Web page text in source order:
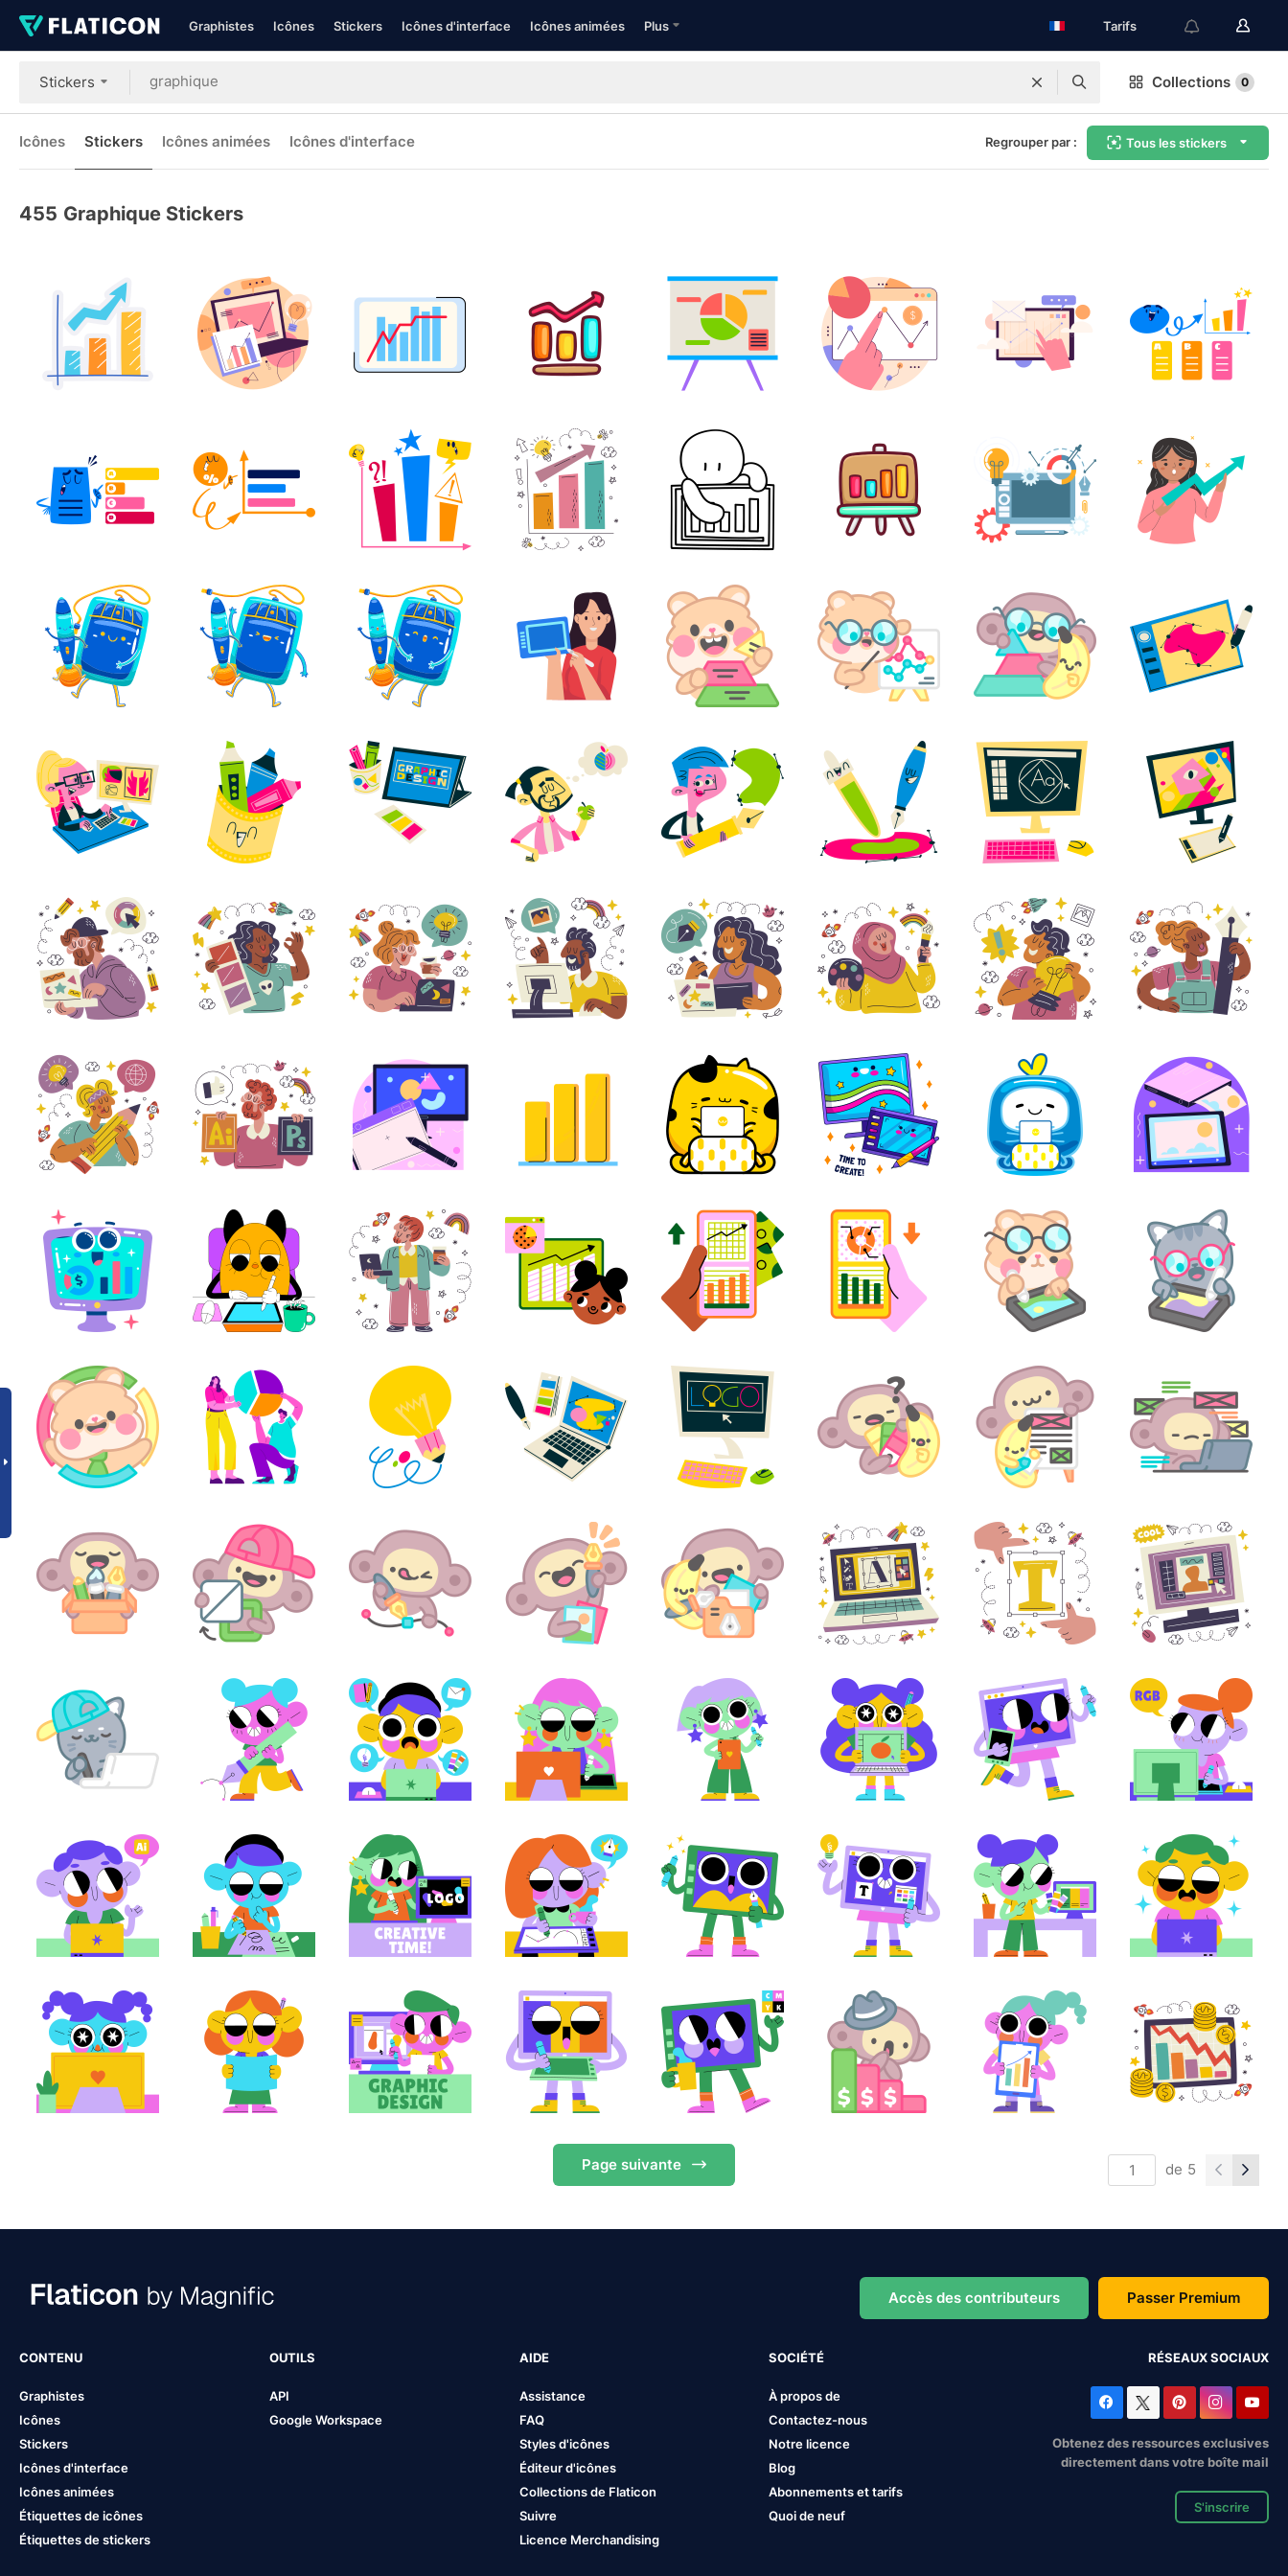
Graphistes Icônes Stickers Icônes d'interface Icônes animées Plus Tarifs
Stickers Collections 0
Icônes Stickers Icônes animées Icônes d'interface Regrouper par : Tous les stickers
455 Graphique Stickers
Page suivante de 5
Accès des contributeurs Passer Premium
CONTENU
Graphistes
Icônes
Stickers
Icônes d'interface
Icônes animées
Étiquettes de icônes
Étiquettes de stickers
OUTILS
API
Google Workspace
AIDE
Assistance
FAQ
Styles d'icônes
Éditeur d'icônes
Collections de Flaticon
Suivre
Licence Merchandising
SOCIÉTÉ
À propos de
Contactez-nous
Notre licence
Blog
Abonnements et tarifs
Quoi de neuf
RÉSEAUX SOCIAUX
Obtenez des ressources exclusives
directement dans votre boîte mail
S'inscrire